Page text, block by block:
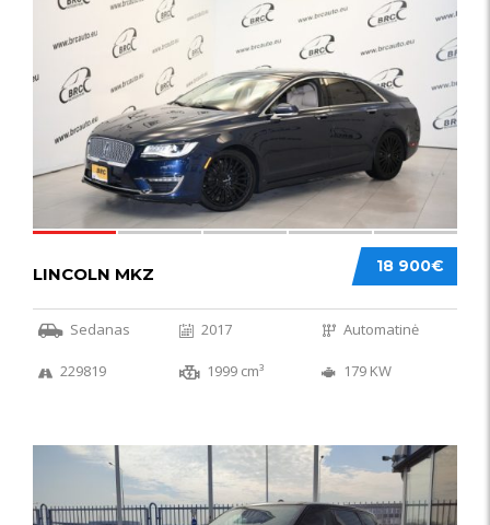
18 900€
LINCOLN MKZ
Sedanas 2017 Automatinė
229819 1999 cm³ 179 KW